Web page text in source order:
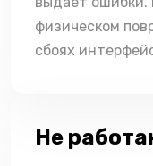
физическом
сбоях
Не